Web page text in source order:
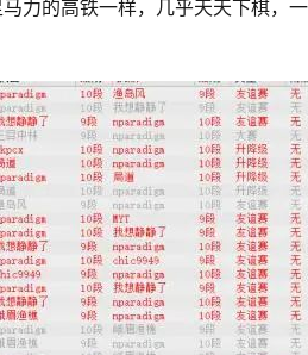
力的高铁一样，几乎天天下棋，